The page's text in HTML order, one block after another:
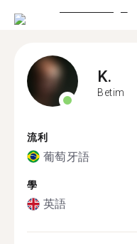
K.
Betim
流利
葡萄牙語
學
英語